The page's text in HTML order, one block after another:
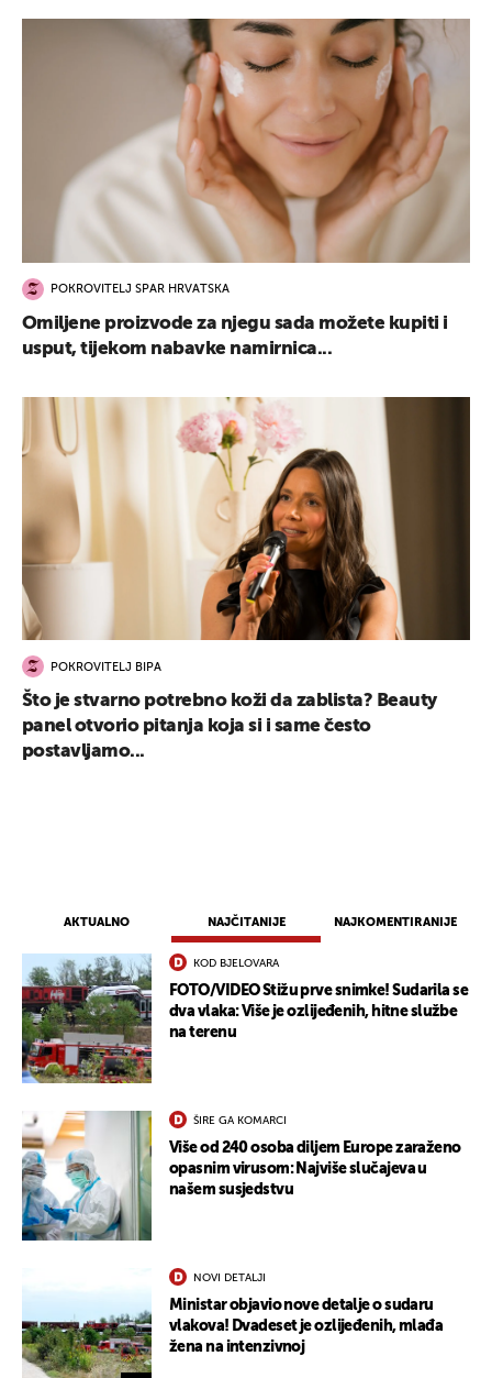
AKTUALNO NAJČITANIJE NAJKOMENTIRANIJE
KOD BJELOVARA
FOTO/VIDEO Stižu prve snimke! Sudarila se
dva vlaka: Više je ozlijeđenih, hitne službe
na terenu
ŠIRE GA KOMARCI
Više od 240 osoba diljem Europe zaraženo
opasnim virusom: Najviše slučajeva u
našem susjedstvu
NOVI DETALJI
Ministar objavio nove detalje o sudaru
vlakova! Dvadeset je ozlijeđenih, mlađa
žena na intenzivnoj
POKROVITELJ SPAR HRVATSKA
Omiljene proizvode za njegu sada možete kupiti i
usput, tijekom nabavke namirnica...
POKROVITELJ BIPA
Što je stvarno potrebno koži da zablista? Beauty
panel otvorio pitanja koja si i same često
postavljamo...